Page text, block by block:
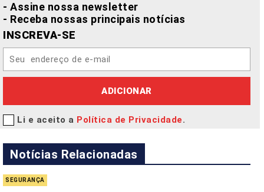
- Assine nossa newsletter
- Receba nossas principais notícias
INSCREVA-SE
ADICIONAR
Li e aceito a Política de Privacidade.
Notícias Relacionadas
SEGURANÇA